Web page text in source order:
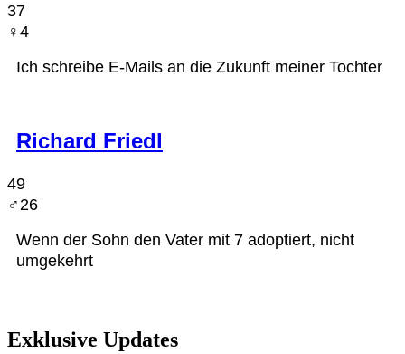
37
♀︎4
Ich schreibe E-Mails an die Zukunft meiner Tochter
Richard Friedl
49
♂︎26
Wenn der Sohn den Vater mit 7 adoptiert, nicht
umgekehrt
Exklusive Updates